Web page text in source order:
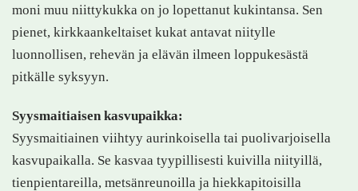
moni muu niittykukka on jo lopettanut kukintansa. Sen
pienet, kirkkaankeltaiset kukat antavat niitylle
luonnollisen, rehevän ja elävän ilmeen loppukesästä
pitkälle syksyyn.
Syysmaitiaisen kasvupaikka:
Syysmaitiainen viihtyy aurinkoisella tai puolivarjoisella
kasvupaikalla. Se kasvaa tyypillisesti kuivilla niityillä,
tienpientareilla, metsänreunoilla ja hiekkapitoisilla